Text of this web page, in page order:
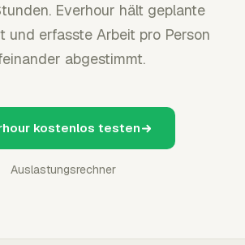
Everhour hält geplante
und erfasste Arbeit pro Person
abgestimmt.
kostenlos testen
Auslastungsrechner